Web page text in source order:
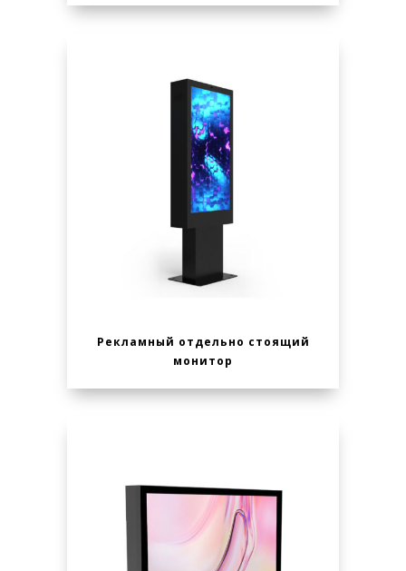
Рекламный отдельно стоящий
монитор